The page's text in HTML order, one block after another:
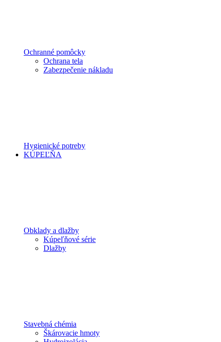
Ochranné pomôcky
Ochrana tela
Zabezpečenie nákladu
Hygienické potreby
KÚPEĽŇA
Obklady a dlažby
Kúpeľňové série
Dlažby
Stavebná chémia
Škárovacie hmoty